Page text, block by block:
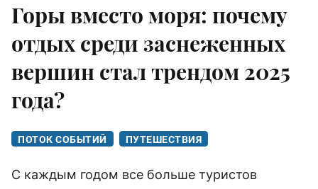
Горы вместо моря: почему
отдых среди заснеженных
вершин стал трендом 2025
года?
ПОТОК СОБЫТИЙ ПУТЕШЕСТВИЯ
С каждым годом все больше туристов